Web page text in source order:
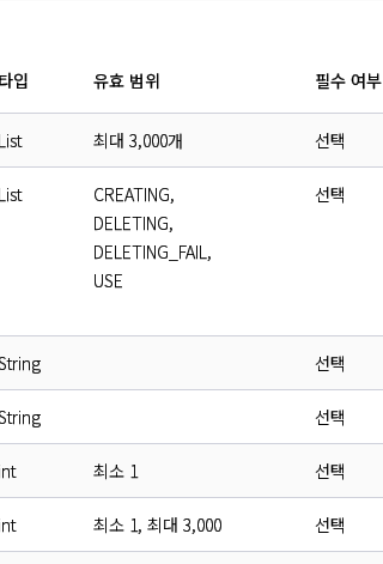
타입 유효 범위 필수 여부
List 최대 3,000개 선택
List
CREATING,
DELETING,
DELETING_FAIL,
USE
선택
선택
선택
int 최소 1 선택
int 최소 1, 최대 3,000 선택